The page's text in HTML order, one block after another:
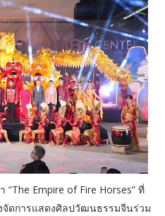
Empire of Fire Horses” ที่
จัดการแสดงศิลปวัฒนธรรมจีนร่วม